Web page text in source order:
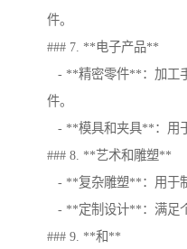
件。
### 7. **电子产品**
- **精密零件**：加工
件。
- **模具和夹具**：用
### 8. **艺术和雕塑**
- **复杂雕塑**：用于
- **定制设计**：满足
### 9. **和**